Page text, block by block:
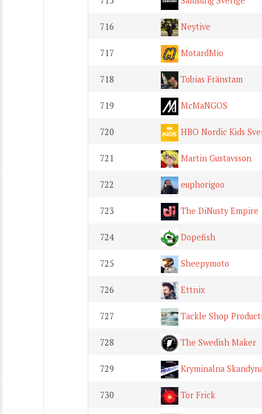
716 Neytive
717 MotardMio
718 Tobias Fränstam
719 McMaNGOS
720 HBO Nordic Kids
721 Martin Gustavsson
722 euphorigoo
723 The DiNusty Empire
724 Dopefish
725 Sheepymoto
726 Ettnix
727 Tackle Shop
728 The Swedish Maker
729 Kryminalna
730 Tor Frick